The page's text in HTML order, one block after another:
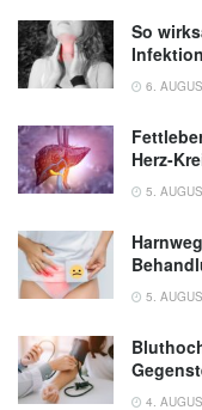
So
6.
Herz-
5.
5.
4.